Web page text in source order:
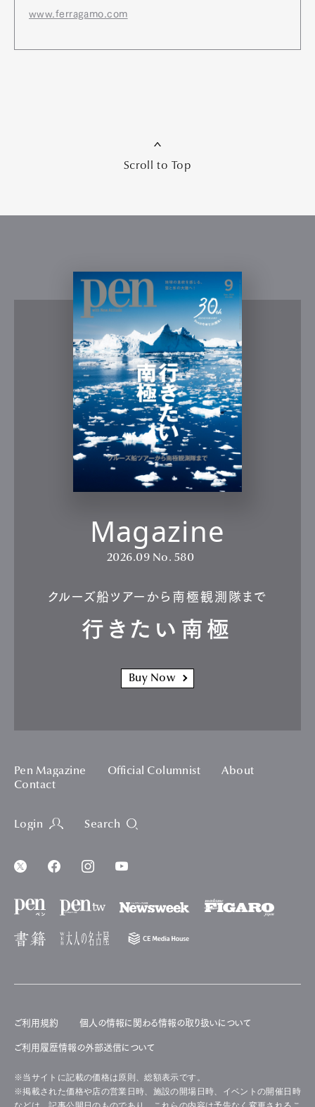
www.ferragamo.com
Scroll to Top
Magazine
2026.09 No. 580
クルーズ船ツアーから南極観測隊まで
行きたい南極
Buy Now
Pen Magazine Official Columnist
About
Contact
Login Search
ご利用規約 個人の情報に関わる情報の取り扱いについて
ご利用履歴情報の外部送信について
※当サイトに記載の価格は原則、総額表示です。
※掲載された価格や店の営業日時、施設の開場日時、イベントの開催日時